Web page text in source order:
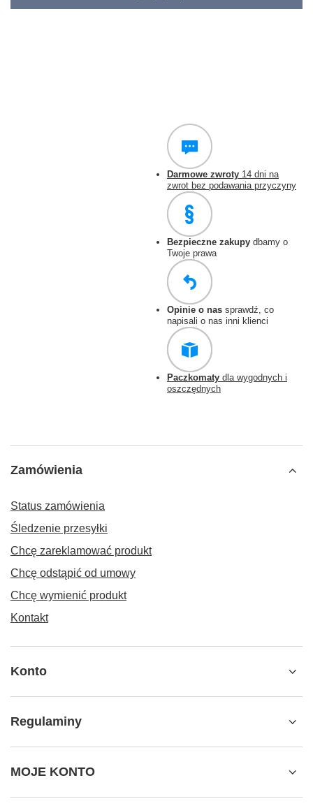
Darmowe zwroty 14 dni na
zwrot bez podawania przyczyny
Bezpieczne zakupy dbamy o
Twoje prawa
Opinie o nas sprawdź, co
napisali o nas inni klienci
Paczkomaty dla wygodnych i
oszczędnych
Zamówienia
Status zamówienia
Śledzenie przesyłki
Chcę zareklamować produkt
Chcę odstąpić od umowy
Chcę wymienić produkt
Kontakt
Konto
Regulaminy
MOJE KONTO